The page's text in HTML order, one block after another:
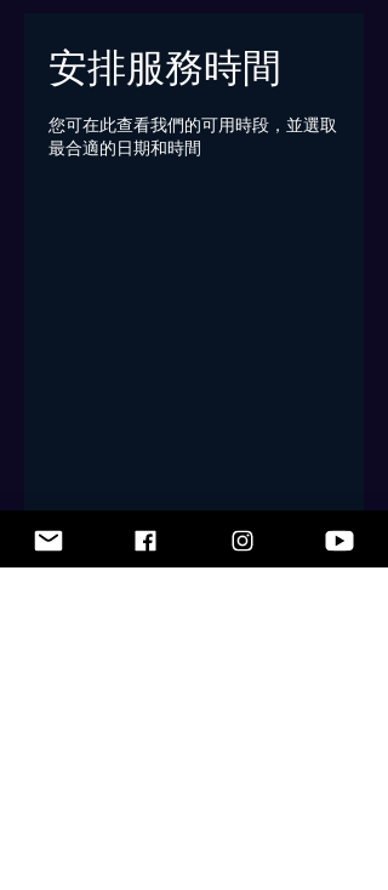
安排服務時間
您可在此查看我們的可用時段，並選取
最合適的日期和時間